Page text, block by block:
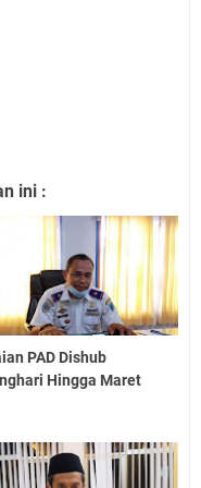
ini :
PAD Dishub
Hingga Maret